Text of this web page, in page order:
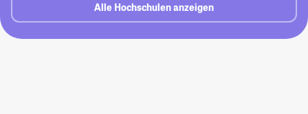
Alle Hochschulen anzeigen